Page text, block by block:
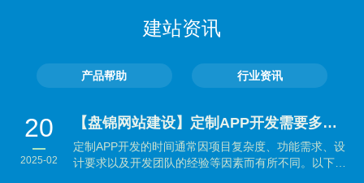
建站资讯
产品帮助 行业资讯
20
2025-02
【盘锦网站建设】定制APP开发需要多长时间？
定制APP开发的时间通常因项目复杂度、功能需求、设
计要求以及开发团队的经验等因素而有所不同。以下是